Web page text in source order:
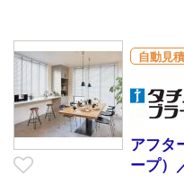
自動見積
アフタ
ープ）